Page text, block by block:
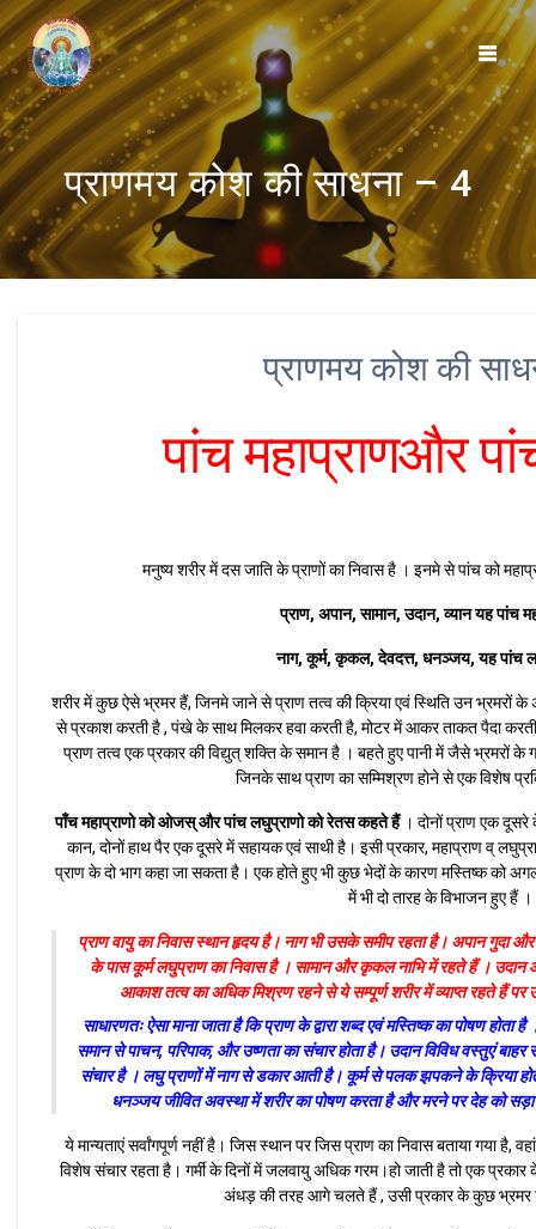
Skip
to
content
प्राणमय कोश की साधना – 4
प्राणमय कोश की
पांच महाप्राणऔर
मनुष्य शरीर में दस जाति के प्राणों का निवास है । इनमे से पांच को
प्राण, अपान, सामान, उदान, व्यान यह पांच
नाग, कूर्म, कृकल, देवदत्त, धनञ्जय, यह पांच
शरीर में कुछ ऐसे भ्रमर हैं, जिनमे जाने से प्राण तत्व की क्रिया एवं स्थिति उन भ्रमरों के
से प्रकाश करती है , पंखे के साथ मिलकर हवा करती है, मोटर में आकर ताकत पैदा करती
प्राण तत्व एक प्रकार की विद्युत् शक्ति के समान है । बहते हुए पानी में जैसे भ्रमरों
जिनके साथ प्राण का सम्मिश्रण होने से एक विशेष
पाँच महाप्राणो को ओजस् और पांच लघुप्राणो को रेतस कहते हैं। दोनों प्राण एक दूसरे
कान, दोनों हाथ पैर एक दूसरे में सहायक एवं साथी है। इसी प्रकार, महाप्राण व्
प्राण के दो भाग कहा जा सकता है। एक होते हुए भी कुछ भेदों के कारण मस्तिष्क को अगला
में भी दो तारह के विभाजन हुए हैं ।
प्राण वायु का निवास स्थान हृदय है। नाग भी उसके समीप रहता है। अपान गुदा
के पास कूर्म लघुप्राण का निवास है । सामान और कृकल नाभि में रहते हैं ।
आकाश तत्व का अधिक मिश्रण रहने से ये सम्पूर्ण शरीर में व्याप्त रहते हैं पर
साधारणतः ऐसा माना जाता है कि प्राण के द्वारा शब्द एवं मस्तिष्क का पोषण
समान से पाचन, परिपाक, और उष्णता का संचार होता है। उदान विविध वस्तुएं
संचार है । लघु प्राणों में नाग से डकार आती है। कूर्म से पलक झपकने के क्रिया
धनञ्जय जीवित अवस्था में शरीर का पोषण करता है और मरने पर देह को
ये मान्यताएं सर्वांगपूर्ण नहीं है। जिस स्थान पर जिस प्राण का निवास बताया गया है,
विशेष संचार रहता है। गर्मी के दिनों में जलवायु अधिक गरम।हो जाती है तो एक
अंधड़ की तरह आगे चलते हैं , उसी प्रकार के कुछ भ्रमर